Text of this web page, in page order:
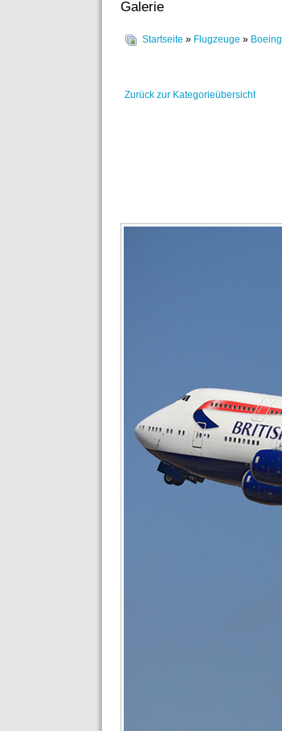
Galerie
Startseite » Flugzeuge » Boeing
Zurück zur Kategorieübersicht